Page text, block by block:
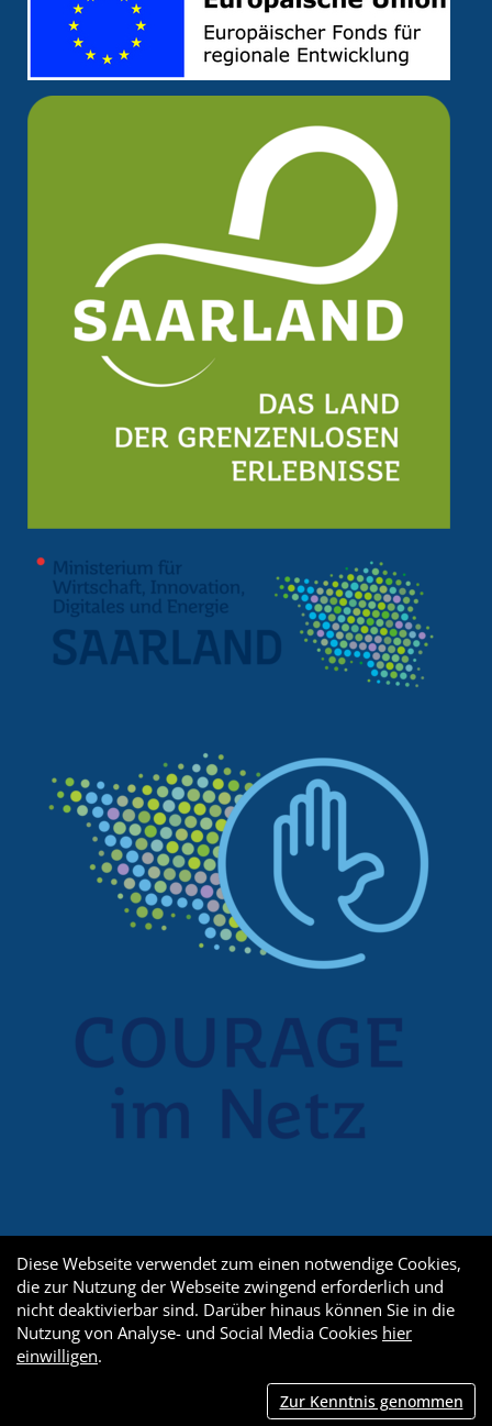
Diese Webseite verwendet zum einen notwendige Cookies,
die zur Nutzung der Webseite zwingend erforderlich und
nicht deaktivierbar sind. Darüber hinaus können Sie in die
Nutzung von Analyse- und Social Media Cookies hier
einwilligen.
Zur Kenntnis genommen